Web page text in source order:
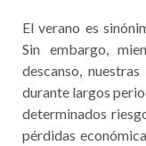
El verano es
Sin embargo,
descanso,
durante largos
determinados
pérdidas